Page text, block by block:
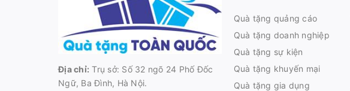
Địa chỉ: Trụ sở: Số 32 ngõ 24 Phố Đốc
Ngữ, Ba Đình, Hà Nội.
Quà tặng quảng cáo
Quà tặng doanh nghiệp
Quà tặng sự kiện
Quà tặng khuyến mại
Quà tặng gia dụng